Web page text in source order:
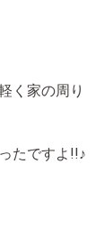
く家の周り
たですよ!!♪